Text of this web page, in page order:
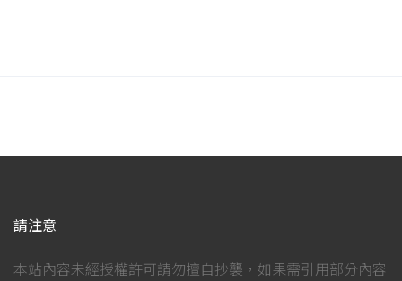
請注意
本站內容未經授權許可請勿擅自抄襲，如果需引用部分內容